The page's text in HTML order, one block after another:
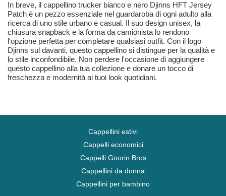
In breve, il cappellino trucker bianco e nero Djinns HFT Jersey
Patch è un pezzo essenziale nel guardaroba di ogni adulto alla
ricerca di uno stile urbano e casual. Il suo design unisex, la
chiusura snapback e la forma da camionista lo rendono
l'opzione perfetta per completare qualsiasi outfit. Con il logo
Djinns sul davanti, questo cappellino si distingue per la qualità e
lo stile inconfondibile. Non perdere l'occasione di aggiungere
questo cappellino alla tua collezione e donare un tocco di
freschezza e modernità ai tuoi look quotidiani.
Cappellini estivi
Cappelli economici
Cappelli Goorin Bros
Cappellini da donna
Cappellini per bambino